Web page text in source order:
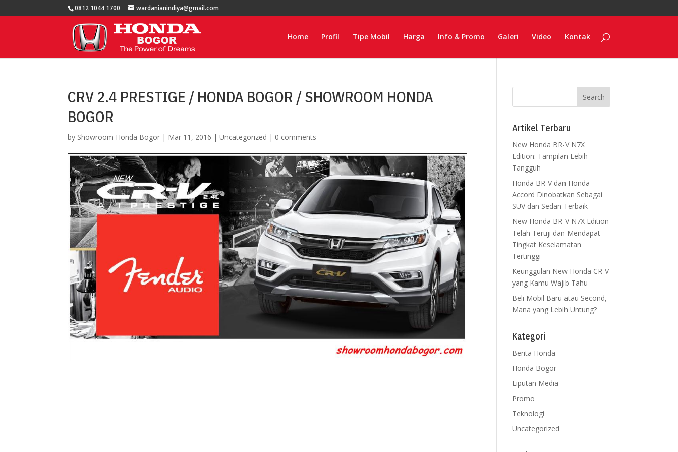
0812 1044 1700 wardanianindiya@gmail.com
Home Profil Tipe Mobil Harga Info & Promo Galeri Video Kontak
CRV 2.4 PRESTIGE / HONDA BOGOR / SHOWROOM HONDA
BOGOR
by Showroom Honda Bogor | Mar 11, 2016 |Uncategorized | 0 comments
Artikel Terbaru
New Honda BR-V N7X
Edition: Tampilan Lebih
Tangguh
Honda BR-V dan Honda
Accord Dinobatkan Sebagai
SUV dan Sedan Terbaik
New Honda BR-V N7X Edition
Telah Teruji dan Mendapat
Tingkat Keselamatan
Tertinggi
Keunggulan New Honda CR-V
yang Kamu Wajib Tahu
Beli Mobil Baru atau Second,
Mana yang Lebih Untung?
Kategori
Berita Honda
Honda Bogor
Liputan Media
Promo
Teknologi
Uncategorized